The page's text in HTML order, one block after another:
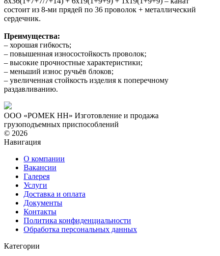
состоит из 8-ми прядей по 36 проволок + металлический
сердечник.
Преимущества:
– хорошая гибкость;
– повышенная износостойкость проволок;
– высокие прочностные характеристики;
– меньший износ ручьёв блоков;
– увеличенная стойкость изделия к поперечному
раздавливанию.
ООО «РОМЕК НН» Изготовление и продажа
грузоподъемных приспособлений
© 2026
Навигация
О компании
Вакансии
Галерея
Услуги
Доставка и оплата
Документы
Контакты
Политика конфиденциальности
Обработка персональных данных
Категории